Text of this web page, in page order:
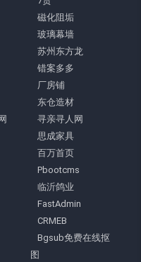
磁化阻垢
玻璃幕墙
苏州东方龙
错案多多
厂房铺
东仓造材
寻亲寻人网
思成家具
百万首页
Pbootcms
临沂鸽业
FastAdmin
CRMEB
Bgsub免费在线抠
图